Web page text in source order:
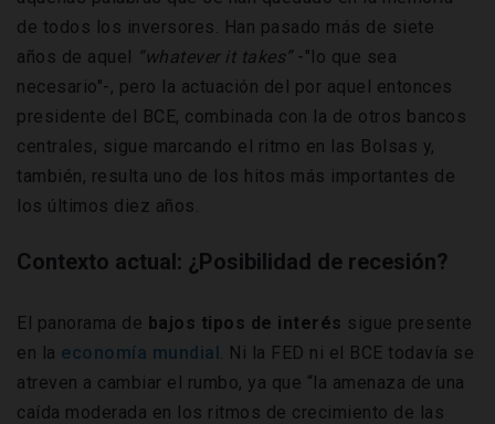
de todos los inversores. Han pasado más de siete
años de aquel “whatever it takes”-"lo que sea
necesario"-, pero la actuación del por aquel entonces
presidente del BCE, combinada con la de otros bancos
centrales, sigue marcando el ritmo en las Bolsas y,
también, resulta uno de los hitos más importantes de
los últimos diez años.
Contexto actual: ¿Posibilidad de recesión?
El panorama de bajos tipos de interés sigue presente
en la economía mundial. Ni la FED ni el BCE todavía se
atreven a cambiar el rumbo, ya que “la amenaza de una
caída moderada en los ritmos de crecimiento de las